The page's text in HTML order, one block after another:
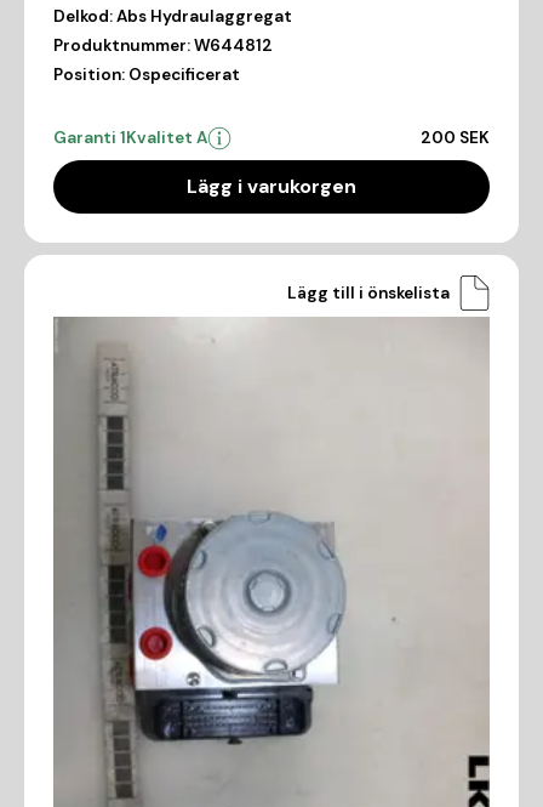
Delkod:Abs Hydraulaggregat
Produktnummer:W644812
Position: Ospecificerat
Garanti 1Kvalitet A 200 SEK
Lägg i varukorgen
Lägg till i önskelista